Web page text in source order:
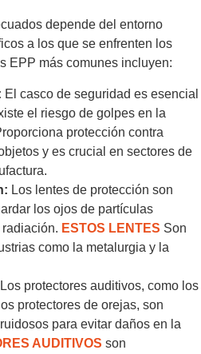
depende del entorno
a los que se enfrenten los
EPP más comunes incluyen:
El casco de seguridad es esencial
el riesgo de golpes en la
protección contra
y es crucial en sectores de
Los lentes de protección son
los ojos de partículas
ESTOS LENTES Son
como la metalurgia y la
Los protectores auditivos, como los
protectores de orejas, son
para evitar daños en la
AUDITIVOS son